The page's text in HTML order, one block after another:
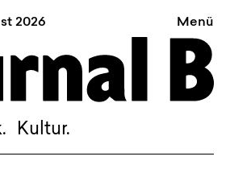
2026
Kultur.
Menü
was Bern bewegt
Alltag.
Politik.
Kultur.